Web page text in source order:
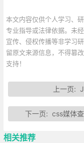
本文内容仅供个人学习、
专业指导或法律依据。未
宣传、侵权传播等非学习
留原文来源信息，不得篡
支持！
上一页:
下一页:css媒体
相关推荐